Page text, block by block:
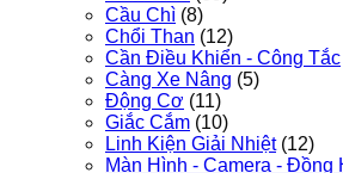
Cầu Chì (8)
Chổi Than (12)
Cần Điều Khiển - Công Tắc
Càng Xe Nâng (5)
Động Cơ (11)
Giắc Cắm (10)
Linh Kiện Giải Nhiệt (12)
Màn Hình - Camera - Đồng